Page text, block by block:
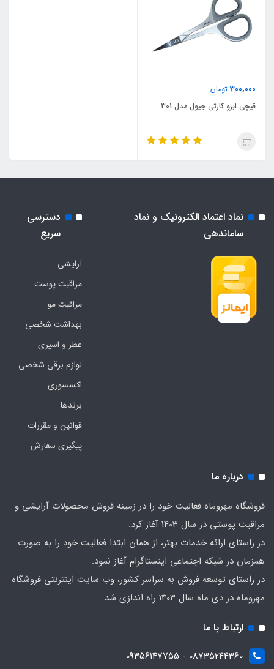
300,000 تومان
قیچی ابرو کارتی جیول مدل 301
نماد اعتماد الکترونیک و نماد
ساماندهی
دسترسی
سریع
آرایشی
مراقبت پوست
مراقبت مو
بهداشت شخصی
عطر و اسپری
لوازم برقی شخصی
اکسسوری
برندها
قوانین و مقررات
پیگیری سفارش
درباره ما
فروشگاه مهروماه فعالیت خود را در زمینه فروش محصولات آرایشی و
مراقبت پوستی در سال 1403 آغاز کرد.
در راستای ارائه خدمات بهتر، از همان ابتدا فعالیت خود را به صورت
همزمان در شبکه اجتماعی اینستاگرام آغاز نمود.
در راستای توسعه فروش به سراسر کشور، وب سایت اینترنتی فروشگاه
مهروماه در دی ماه سال 1403 راه اندازی شد.
ارتباط با ما
08735244360 - 09356147755